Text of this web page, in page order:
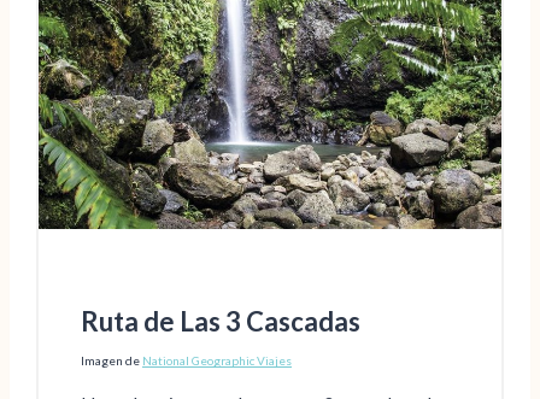
Ruta de Las 3 Cascadas
Imagen de National Geographic Viajes